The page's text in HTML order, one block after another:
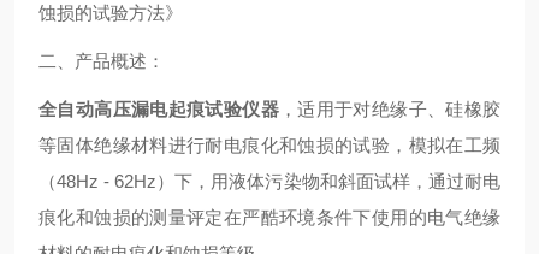
蚀损的试验方法》
二、产品概述：
全自动高压漏电起痕试验仪器，适用于对绝缘子、硅橡胶
等固体绝缘材料进行耐电痕化和蚀损的试验，模拟在工频
（48Hz - 62Hz）下，用液体污染物和斜面试样，通过耐电
痕化和蚀损的测量评定在严酷环境条件下使用的电气绝缘